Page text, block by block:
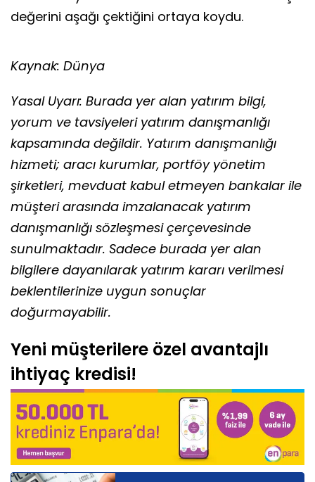
değerini aşağı çektiğini ortaya koydu.
Kaynak: Dünya
Yasal Uyarı: Burada yer alan yatırım bilgi,
yorum ve tavsiyeleri yatırım danışmanlığı
kapsamında değildir. Yatırım danışmanlığı
hizmeti; aracı kurumlar, portföy yönetim
şirketleri, mevduat kabul etmeyen bankalar ile
müşteri arasında imzalanacak yatırım
danışmanlığı sözleşmesi çerçevesinde
sunulmaktadır. Sadece burada yer alan
bilgilere dayanılarak yatırım kararı verilmesi
beklentilerinize uygun sonuçlar
doğurmayabilir.
Yeni müşterilere özel avantajlı
ihtiyaç kredisi!